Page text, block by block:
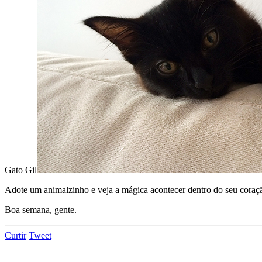
Gato Gil
Adote um animalzinho e veja a mágica acontecer dentro do seu
Boa semana, gente.
Curtir Tweet